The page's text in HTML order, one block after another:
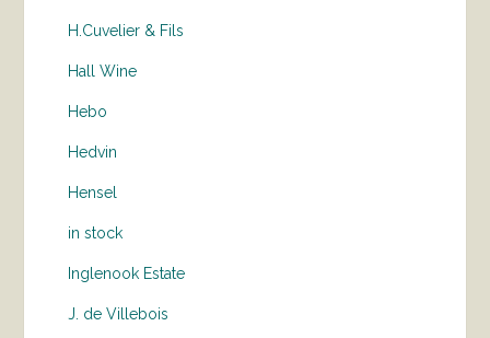
H.Cuvelier & Fils
Hall Wine
Hebo
Hedvin
Hensel
in stock
Inglenook Estate
J. de Villebois